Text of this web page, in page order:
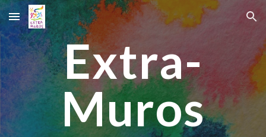
Skip to main content Skip to navigation
Extra-
Muros